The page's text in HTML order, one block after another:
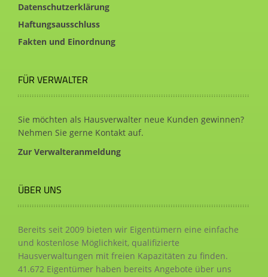
Datenschutzerklärung
Haftungsausschluss
Fakten und Einordnung
FÜR VERWALTER
Sie möchten als Hausverwalter neue Kunden gewinnen?
Nehmen Sie gerne Kontakt auf.
Zur Verwalteranmeldung
ÜBER UNS
Bereits seit 2009 bieten wir Eigentümern eine einfache
und kostenlose Möglichkeit, qualifizierte
Hausverwaltungen mit freien Kapazitäten zu finden.
41.672 Eigentümer haben bereits Angebote über uns